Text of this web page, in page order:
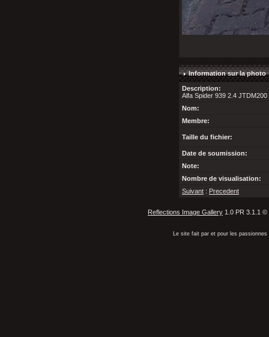
Information sur la photo
Description:
Alfa Spider 939 2.4
Nom:
Membre:
Taille du fichier:
Date de soumission:
Note:
Nombre de visualisation:
Suivant : Precedent
Reflections Image Gallery 1.0 PR 3.1.1
Le site fait par et pour les